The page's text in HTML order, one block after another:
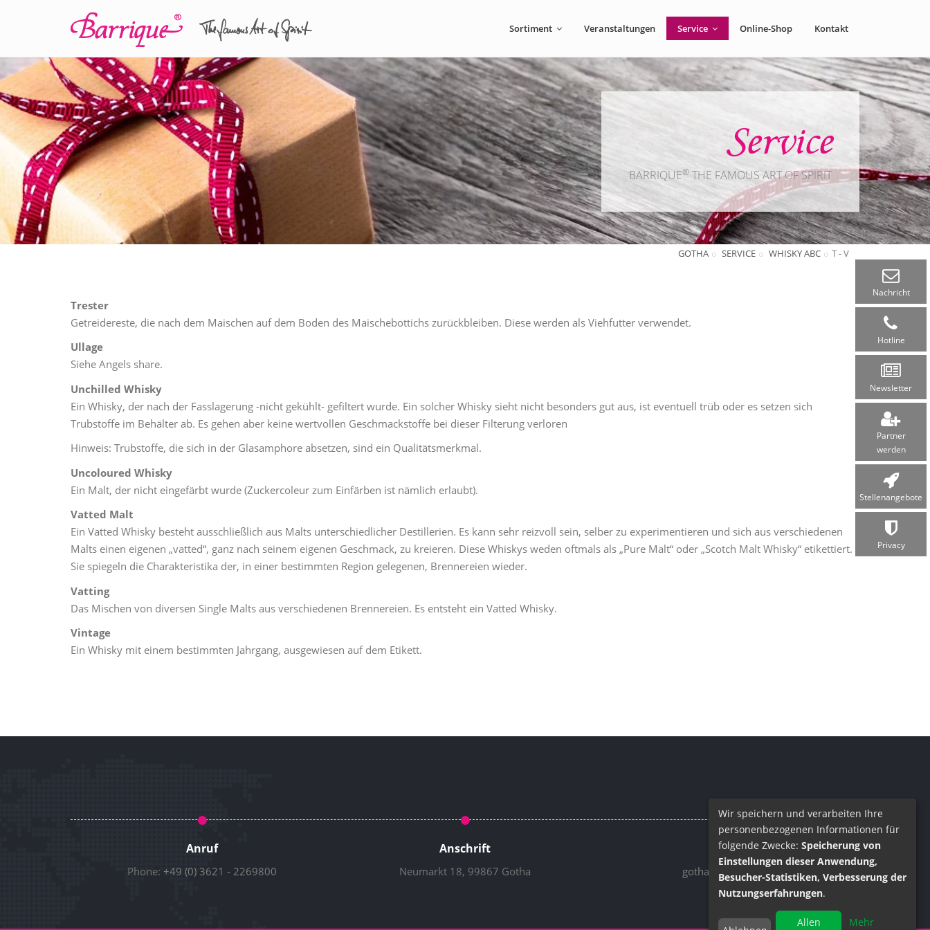
Sortiment Veranstaltungen Service Online-Shop Kontakt
Service
BARRIQUE® THE FAMOUS ART OF SPIRIT
GOTHA SERVICE WHISKY ABC T - V
Trester
Getreidereste, die nach dem Maischen auf dem Boden des Maischebottichs zurückbleiben. Diese werden als Viehfutter verwendet.
Ullage
Siehe Angels share.
Unchilled Whisky
Ein Whisky, der nach der Fasslagerung -nicht gekühlt- gefiltert wurde. Ein solcher Whisky sieht nicht besonders gut aus, ist eventuell trüb oder es setzen sich
Trubstoffe im Behälter ab. Es gehen aber keine wertvollen Geschmackstoffe bei dieser Filterung verloren
Hinweis: Trubstoffe, die sich in der Glasamphore absetzen, sind ein Qualitätsmerkmal.
Uncoloured Whisky
Ein Malt, der nicht eingefärbt wurde (Zuckercoleur zum Einfärben ist nämlich erlaubt).
Vatted Malt
Ein Vatted Whisky besteht ausschließlich aus Malts unterschiedlicher Destillerien. Es kann sehr reizvoll sein, selber zu experimentieren und sich aus verschiedenen
Malts einen eigenen „vatted“, ganz nach seinem eigenen Geschmack, zu kreieren. Diese Whiskys weden oftmals als „Pure Malt“ oder „Scotch Malt Whisky“ etikettiert.
Sie spiegeln die Charakteristika der, in einer bestimmten Region gelegenen, Brennereien wieder.
Vatting
Das Mischen von diversen Single Malts aus verschiedenen Brennereien. Es entsteht ein Vatted Whisky.
Vintage
Ein Whisky mit einem bestimmten Jahrgang, ausgewiesen auf dem Etikett.
Anruf
Phone: +49 (0) 3621 - 2269800
Anschrift
Neumarkt 18, 99867 Gotha
Email
gotha@barrique.de
Nachricht
Hotline
Newsletter
Partner
werden
Stellen­angebote
Privacy
Wir speichern und verarbeiten Ihre
personenbezogenen Informationen für
folgende Zwecke: Speicherung von
Einstellungen dieser Anwendung,
Besucher-Statistiken, Verbesserung der
Nutzungserfahrungen.
Allen Mehr